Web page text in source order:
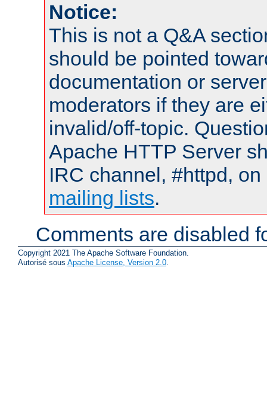
Notice:
This is not a Q&A
should be pointed
documentation or
moderators if they are
invalid/off-topic.
Apache HTTP Server
IRC channel, #httpd,
mailing lists.
Comments are disabled
Copyright 2021 The Apache Software Foundation.
Autorisé sous Apache License, Version 2.0